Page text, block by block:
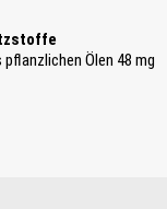
Ölen 48 mg